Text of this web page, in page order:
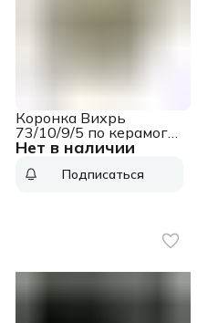
Нет в наличии
Коронка Вихрь
73/10/9/5 по керамогр/
кер Д=35мм Дл=70мм
шуруповертов/дрелей
Подписаться